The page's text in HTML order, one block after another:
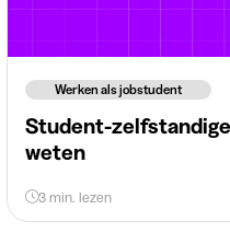
Werken als jobstudent
Student-
weten
3 min. lezen